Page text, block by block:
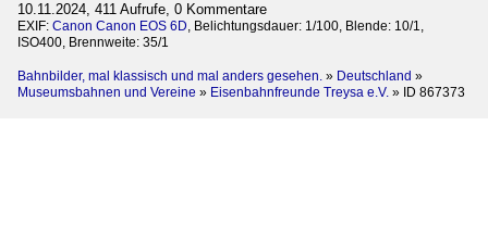
10.11.2024, 411 Aufrufe, 0 Kommentare
EXIF: Canon Canon EOS 6D, Belichtungsdauer: 1/100, Blende: 10/1,
ISO400, Brennweite: 35/1
Bahnbilder, mal klassisch und mal anders gesehen. » Deutschland »
Museumsbahnen und Vereine » Eisenbahnfreunde Treysa e.V. » ID 867373